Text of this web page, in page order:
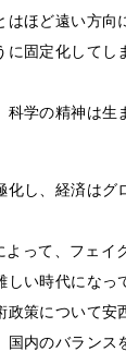
ほど遠い方向
に固定化してし
科学の精神は生
化し、経済はグ
って、フェイ
い時代になっ
策について安
国内のバランス